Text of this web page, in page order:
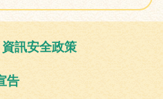
資訊安全政策
告